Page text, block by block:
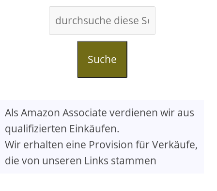
Suche
Als Amazon Associate verdienen wir aus
qualifizierten Einkäufen.
Wir erhalten eine Provision für Verkäufe,
die von unseren Links stammen